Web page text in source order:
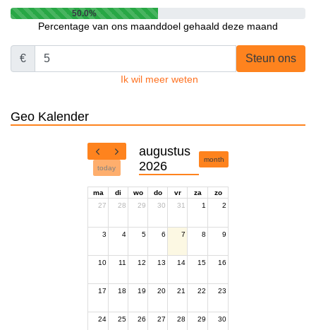
50.0%
Percentage van ons maanddoel gehaald deze maand
€ Steun ons
Ik wil meer weten
Geo Kalender
today
augustus
2026
month
ma di wo do vr za
zo
27
28 29 30 31 1 2
3 4 5 6 7 8 9
10 11 12 13 14 15 16
17 18 19 20 21 22 23
24 25 26 27 28 29 30